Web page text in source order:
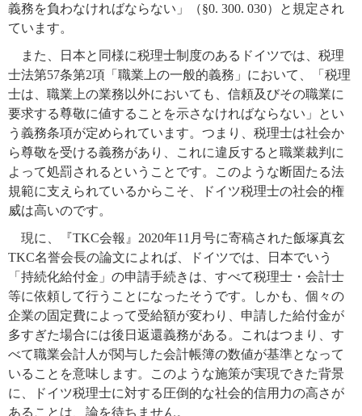
義務を負わなければならない」（§0. 300. 030）と規定され
ています。
また、日本と同様に税理士制度のあるドイツでは、税理
士法第57条第2項「職業上の一般的義務」において、「税理
士は、職業上の業務以外においても、信頼及びその職業に
要求する尊敬に値することを示さなければならない」とい
う義務条項が定められています。つまり、税理士は社会か
ら尊敬を受ける義務があり、これに違反すると職業裁判に
よって処罰されるということです。このような断固たる法
規範に支えられているからこそ、ドイツ税理士の社会的権
威は高いのです。
現に、『TKC会報』2020年11月号に寄稿された飯塚真玄
TKC名誉会長の論文によれば、ドイツでは、日本でいう
「持続化給付金」の申請手続きは、すべて税理士・会計士
等に依頼して行うことになったそうです。しかも、個々の
企業の固定費によって受給額が変わり、申請した給付金が
多すぎた場合には後日返還義務がある。これはつまり、す
べて職業会計人が関与した会計帳簿の数値が基準となって
いることを意味します。このような施策が実現できた背景
に、ドイツ税理士に対する圧倒的な社会的信用力の高さが
あることは、論を待ちません。